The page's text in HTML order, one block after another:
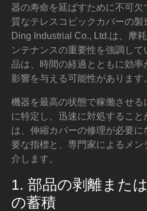
器の寿命を延ばすために不可
質なテレスコピックカバーの
Ding Industrial Co., Ltd.は、摩
ンテナンスの重要性を強調し
品は、時間の経過とともに効
影響を与える可能性があります
機器を最高の状態で稼働させる
に特定し、迅速に対処するこ
は、伸縮カバーの修理が必要
要な指標と、専門家によるメ
介します。
1. 部品の剥離また
の蓄積